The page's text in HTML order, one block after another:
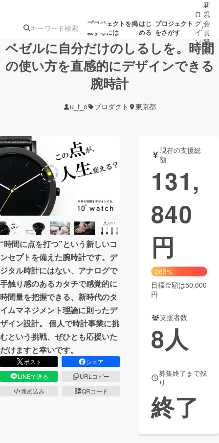
プロジェクトを掲
載するには
はじ
める
プロジェクト
をさがす
注目の新着プロ募集終了が近いプ
テクノロジー・ガジェット
映像・映画 書籍・雑誌
ビジネス・起業 チャレンジ
まちづくり・地域活性化
CAMPFIRE for Social Good
CAMPFIRE Creation
CAMPFIREふるさと納税machi-ya コミュニティ
ロ
グ
イ
ン
/
新
規
会
員
登
録
ベゼルに自分だけのしるしを。時間
の使い方を直感的にデザインできる
腕時計
u_t_o プロダクト 東京都
“時間に点を打つ”という新しいコ
ンセプトを備えた腕時計です。デ
ジタル時計にはない、アナログで
手触り感のあるカタチで感覚的に
時間量を把握できる、新時代のタ
イムマネジメント理論に則ったデ
ザイン設計。 個人で時計事業に挑
むという挑戦、ぜひとも応援いた
だけますと幸いです。
ポスト
シェア
LINEで送る
URLコピー
埋め込み
QRコード
現在の支援総
額
131,
840
円
263%
目標金額は50,000
円
支援者数
8人
募集終了まで残
り
終了